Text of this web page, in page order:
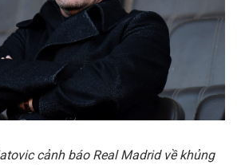
cảnh báo Real Madrid về khủng